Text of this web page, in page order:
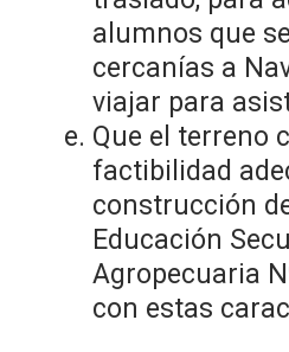
alumnos que
cercanías a
viajar para
Que el terreno
factibilidad
construcción
Educación
Agropecuaria
con estas